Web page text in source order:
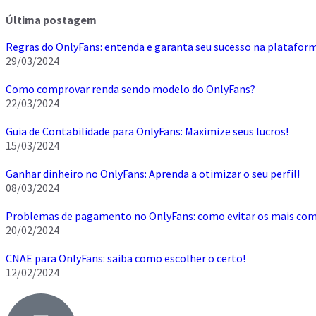
Última postagem
Regras do OnlyFans: entenda e garanta seu sucesso na
29/03/2024
Como comprovar renda sendo modelo do OnlyFans?
22/03/2024
Guia de Contabilidade para OnlyFans: Maximize seus lucros!
15/03/2024
Ganhar dinheiro no OnlyFans: Aprenda a otimizar o seu perfil!
08/03/2024
Problemas de pagamento no OnlyFans: como evitar os mais
20/02/2024
CNAE para OnlyFans: saiba como escolher o certo!
12/02/2024